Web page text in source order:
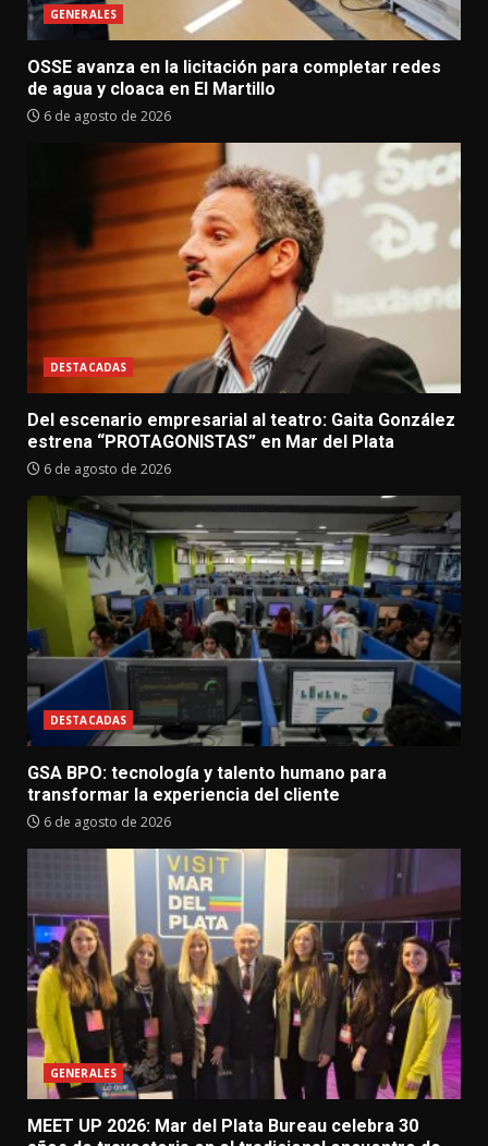
GENERALES
OSSE avanza en la licitación para completar redes
de agua y cloaca en El Martillo
6 de agosto de 2026
DESTACADAS
Del escenario empresarial al teatro: Gaita González
estrena “PROTAGONISTAS” en Mar del Plata
6 de agosto de 2026
DESTACADAS
GSA BPO: tecnología y talento humano para
transformar la experiencia del cliente
6 de agosto de 2026
GENERALES
MEET UP 2026: Mar del Plata Bureau celebra 30